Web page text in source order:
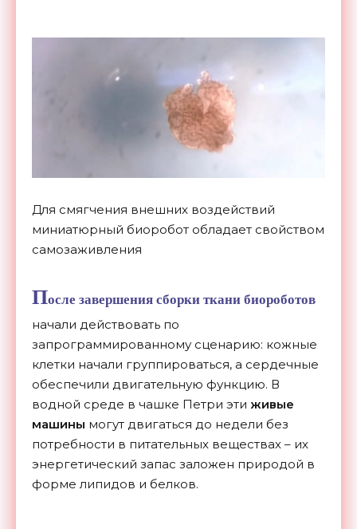
Для смягчения внешних воздействий
миниатюрный биоробот обладает свойством
самозаживления
После завершения сборки ткани биороботов
начали действовать по
запрограммированному сценарию: кожные
клетки начали группироваться, а сердечные
обеспечили двигательную функцию. В
водной среде в чашке Петри эти живые
машины могут двигаться до недели без
потребности в питательных веществах – их
энергетический запас заложен природой в
форме липидов и белков.